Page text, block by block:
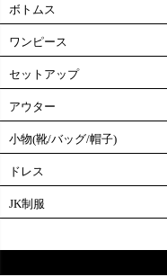
ボトムス
ワンピース
セットアップ
アウター
小物(靴/バッグ/帽子)
ドレス
JK制服